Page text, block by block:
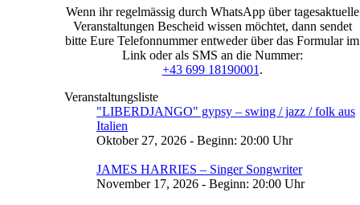
Wenn ihr regelmässig durch WhatsApp über tagesaktuelle
Veranstaltungen Bescheid wissen möchtet, dann sendet
bitte Eure Telefonnummer entweder über das Formular im
Link oder als SMS an die Nummer:
+43 699 18190001 .
Veranstaltungsliste
"LIBERDJANGO" gypsy – swing / jazz / folk aus
Italien
Oktober 27, 2026 - Beginn: 20:00 Uhr
JAMES HARRIES – Singer Songwriter
November 17, 2026 - Beginn: 20:00 Uhr